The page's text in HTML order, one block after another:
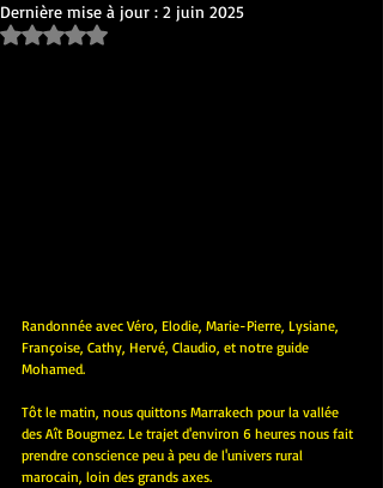
Dernière mise à jour : 2 juin 2025
Noté NaN étoiles sur 5.
Randonnée avec Véro, Elodie, Marie-Pierre, Lysiane,
Françoise, Cathy, Hervé, Claudio, et notre guide
Mohamed.
Tôt le matin, nous quittons Marrakech pour la vallée
des Aît Bougmez. Le trajet d'environ 6 heures nous fait
prendre conscience peu à peu de l'univers rural
marocain, loin des grands axes.